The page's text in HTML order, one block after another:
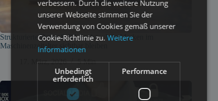
Strukturierte Daten & KI-Suche – Wie Marken im
Maschinenzeitalter sichtbar bleiben
17. März, 2026
5 Min
verbessern. Durch die weitere Nutzung
unserer Webseite stimmen Sie der
Verwendung von Cookies gemäß unserer
Cookie-Richtlinie zu.Weitere
Informationen
Unbedingt
erforderlich
Performance